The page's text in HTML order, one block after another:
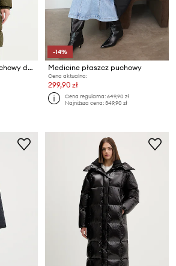
Marc O'Polo płaszcz puchowy damski
-14%
Medicine płaszcz puchowy
Cena aktualna:
299,90 zł
Cena regularna:649,90 zł
Najniższa cena:349,90 zł